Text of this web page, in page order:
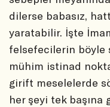
dilerse babasız,
yaratabilir. İşte
felsefecilerin böyle
mühim istinad
girift meselelerde
her şeyi tek başına